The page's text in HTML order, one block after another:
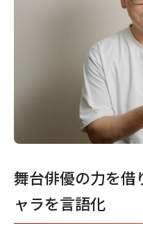
舞台俳優の力を借
ャラを言語化